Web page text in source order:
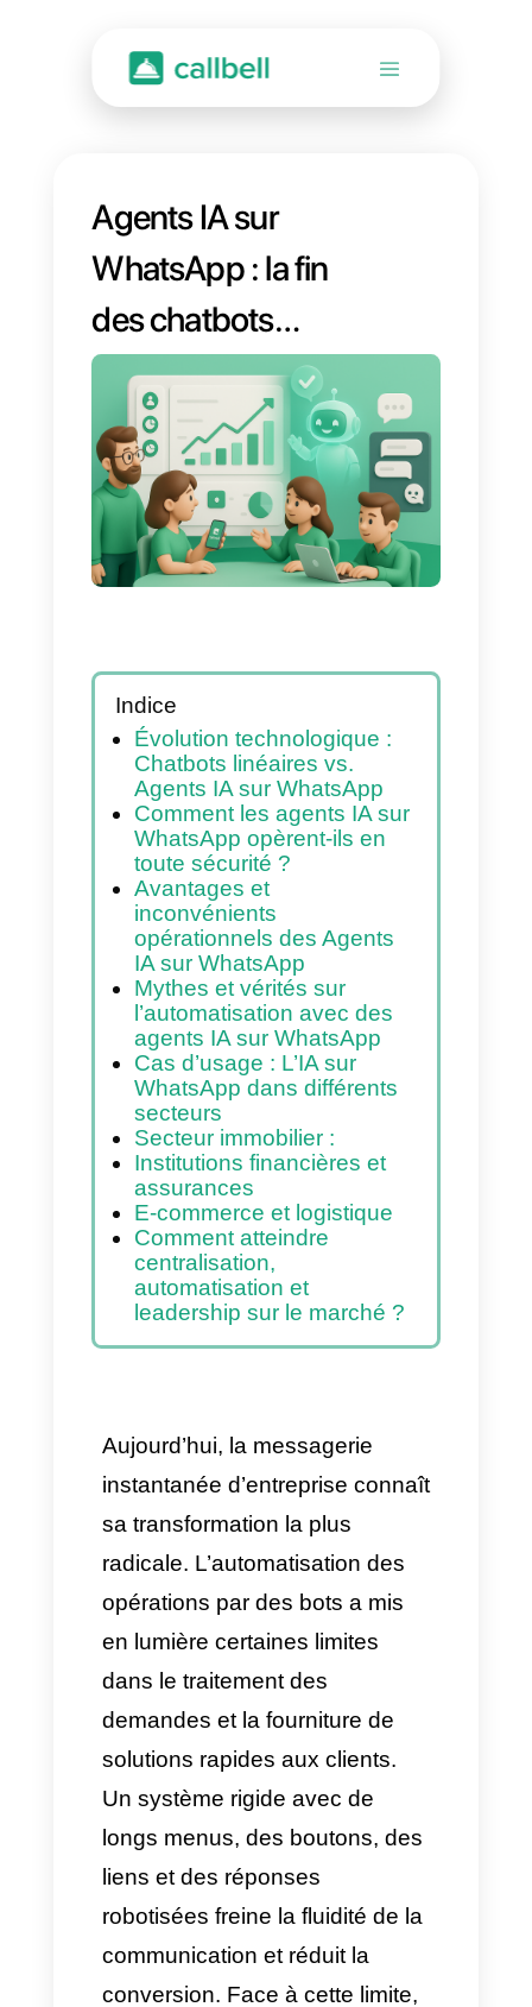
Agents IA sur
WhatsApp : la fin
des chatbots
linéaires
Indice
Évolution technologique :
Chatbots linéaires vs.
Agents IA sur WhatsApp
Comment les agents IA sur
WhatsApp opèrent-ils en
toute sécurité ?
Avantages et
inconvénients
opérationnels des Agents
IA sur WhatsApp
Mythes et vérités sur
l’automatisation avec des
agents IA sur WhatsApp
Cas d’usage : L’IA sur
WhatsApp dans différents
assurances
E-commerce et logistique
Comment atteindre
centralisation,
automatisation et
leadership sur le marché ?
Aujourd’hui, la messagerie
instantanée d’entreprise connaît
sa transformation la plus
radicale. L’automatisation des
opérations par des bots a mis